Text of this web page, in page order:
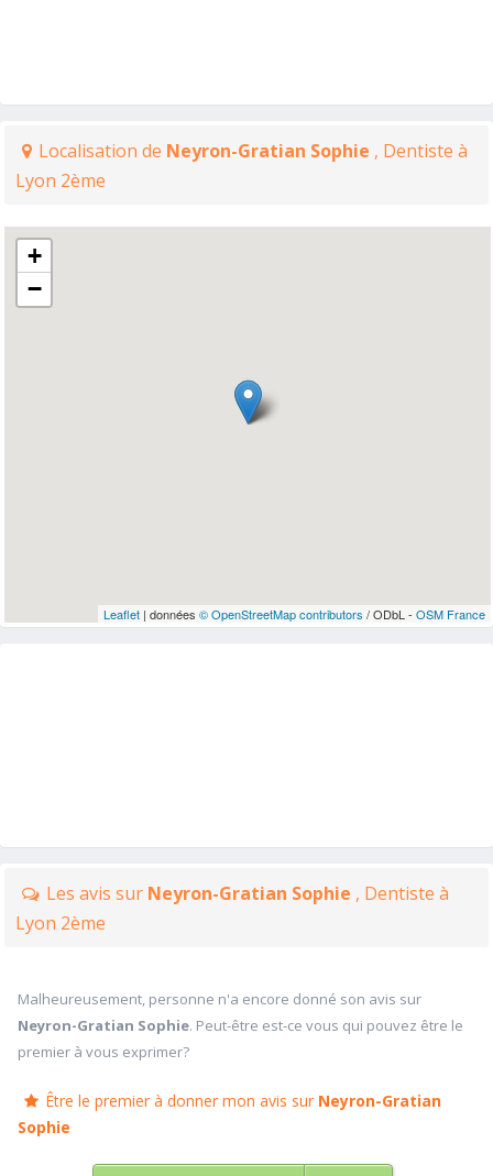
Localisation de Neyron-Gratian Sophie , Dentiste à
Lyon 2ème
+
−
Leaflet| données © OpenStreetMap contributors / ODbL - OSM France
Les avis sur Neyron-Gratian Sophie , Dentiste à
Lyon 2ème
Malheureusement, personne n'a encore donné son avis sur
Neyron-Gratian Sophie. Peut-être est-ce vous qui pouvez être le
premier à vous exprimer?
Être le premier à donner mon avis sur Neyron-Gratian
Sophie